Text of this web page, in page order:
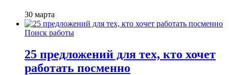
30 марта
Поиск работы
25 предложений для тех, кто хочет
работать посменно